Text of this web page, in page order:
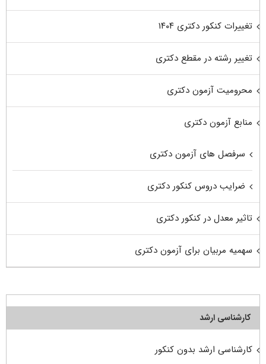
تغییرات کنکور دکتری ۱۴۰۴
تغییر رشته در مقطع دکتری
محرومیت آزمون دکتری
منابع آزمون دکتری
سرفصل های آزمون دکتری
ضرایب دروس کنکور دکتری
تاثیر معدل در کنکور دکتری
سهمیه مربیان برای آزمون دکتری
کارشناسی ارشد
کارشناسی ارشد بدون کنکور